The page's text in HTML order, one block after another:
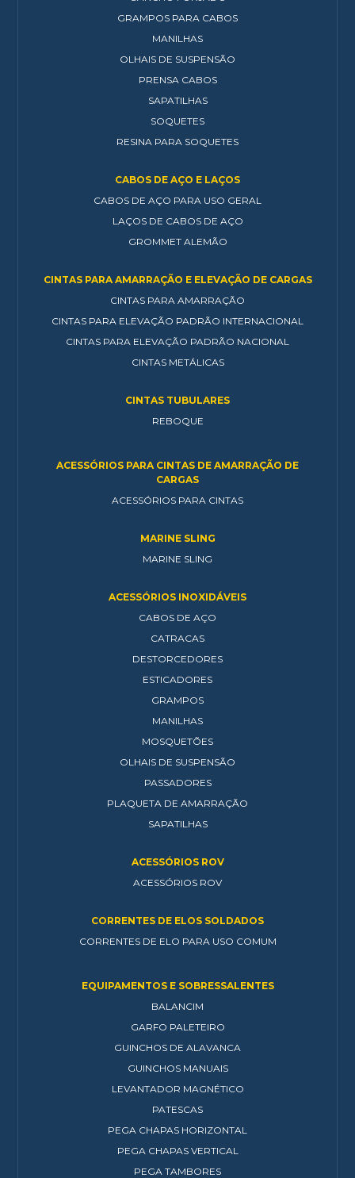
GRAMPOS PARA CABOS
MANILHAS
OLHAIS DE SUSPENSÃO
PRENSA CABOS
SAPATILHAS
SOQUETES
RESINA PARA SOQUETES
CABOS DE AÇO E LAÇOS
CABOS DE AÇO PARA USO GERAL
LAÇOS DE CABOS DE AÇO
GROMMET ALEMÃO
CINTAS PARA AMARRAÇÃO E ELEVAÇÃO DE CARGAS
CINTAS PARA AMARRAÇÃO
CINTAS PARA ELEVAÇÃO PADRÃO INTERNACIONAL
CINTAS PARA ELEVAÇÃO PADRÃO NACIONAL
CINTAS METÁLICAS
CINTAS TUBULARES
REBOQUE
ACESSÓRIOS PARA CINTAS DE AMARRAÇÃO DE
CARGAS
ACESSÓRIOS PARA CINTAS
MARINE SLING
MARINE SLING
ACESSÓRIOS INOXIDÁVEIS
CABOS DE AÇO
CATRACAS
DESTORCEDORES
ESTICADORES
GRAMPOS
MANILHAS
MOSQUETÕES
OLHAIS DE SUSPENSÃO
PASSADORES
PLAQUETA DE AMARRAÇÃO
SAPATILHAS
ACESSÓRIOS ROV
ACESSÓRIOS ROV
CORRENTES DE ELOS SOLDADOS
CORRENTES DE ELO PARA USO COMUM
EQUIPAMENTOS E SOBRESSALENTES
BALANCIM
GARFO PALETEIRO
GUINCHOS DE ALAVANCA
GUINCHOS MANUAIS
LEVANTADOR MAGNÉTICO
PATESCAS
PEGA CHAPAS HORIZONTAL
PEGA CHAPAS VERTICAL
PEGA TAMBORES